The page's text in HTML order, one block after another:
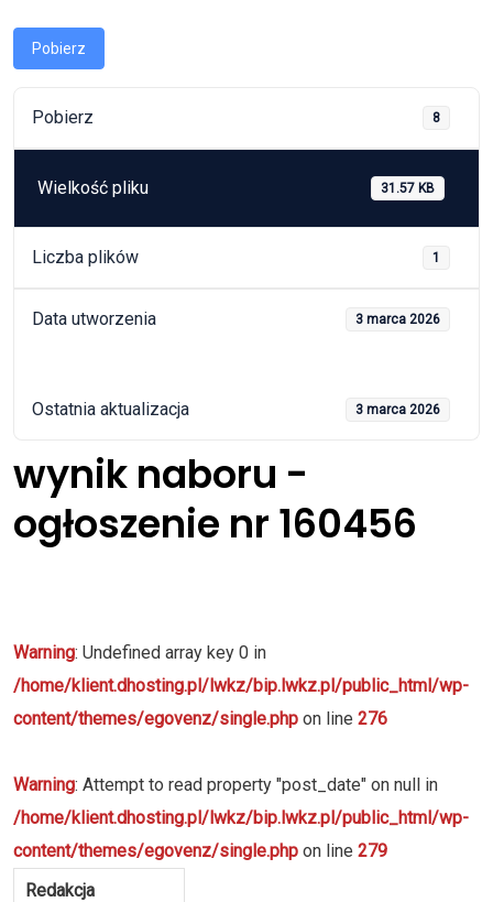
Pobierz
Pobierz 8
Wielkość pliku 31.57 KB
Liczba plików 1
Data utworzenia 3 marca 2026
Ostatnia aktualizacja 3 marca 2026
wynik naboru -
ogłoszenie nr 160456
Warning: Undefined array key 0 in
/home/klient.dhosting.pl/lwkz/bip.lwkz.pl/public_html/wp-
content/themes/egovenz/single.php on line 276
Warning: Attempt to read property "post_date" on null in
/home/klient.dhosting.pl/lwkz/bip.lwkz.pl/public_html/wp-
content/themes/egovenz/single.php on line 279
Redakcja